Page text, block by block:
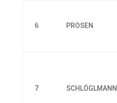
6 PROSEN
7 SCHLÖGLMANN